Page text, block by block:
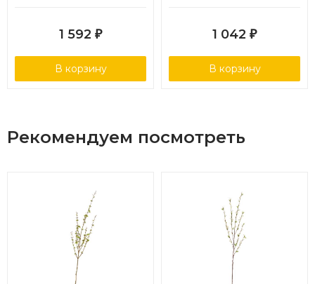
1 592 ₽
В корзину
1 042 ₽
В корзину
Рекомендуем посмотреть